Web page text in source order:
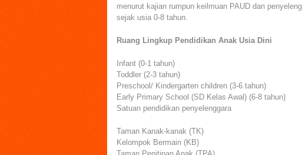
menurut kajian rumpun keilmuan PAUD dan
sejak usia 0-8 tahun.
Ruang Lingkup Pendidikan Anak Usia Dini
Infant (0-1 tahun)
Toddler (2-3 tahun)
Preschool/ Kindergarten children (3-6 tahun)
Early Primary School (SD Kelas Awal) (6-8 tahun)
Satuan pendidikan penyelenggara
Taman Kanak-kanak (TK)
Kelompok Bermain (KB)